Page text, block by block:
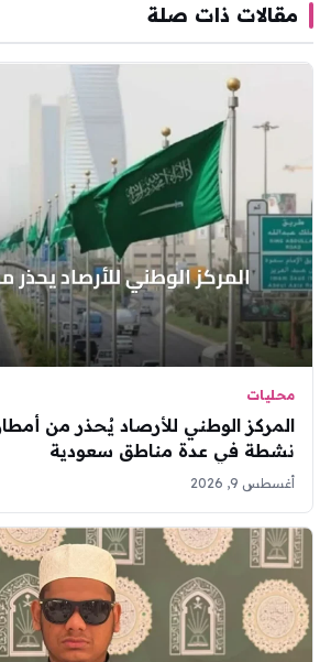
مقالات ذات صلة
محليات
المركز الوطني للأرصاد يُحذر من
نشطة في عدة مناطق سعودية
أغسطس 9, 2026